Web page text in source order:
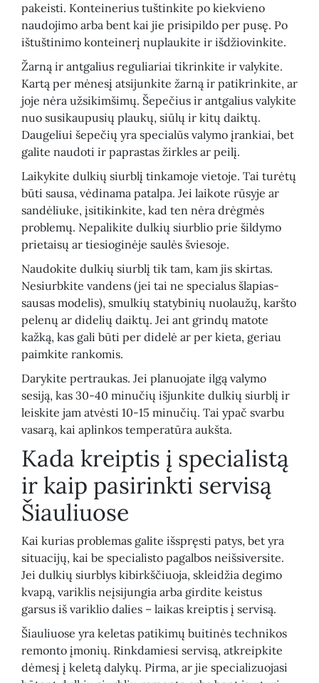
pakeisti. Konteinerius tuštinkite po kiekvieno
naudojimo arba bent kai jie prisipildo per pusę. Po
ištuštinimo konteinerį nuplaukite ir išdžiovinkite.
Žarną ir antgalius reguliariai tikrinkite ir valykite.
Kartą per mėnesį atsijunkite žarną ir patikrinkite, ar
joje nėra užsikimšimų. Šepečius ir antgalius valykite
nuo susikaupusių plaukų, siūlų ir kitų daiktų.
Daugeliui šepečių yra specialūs valymo įrankiai, bet
galite naudoti ir paprastas žirkles ar peilį.
Laikykite dulkių siurblį tinkamoje vietoje. Tai turėtų
būti sausa, vėdinama patalpa. Jei laikote rūsyje ar
sandėliuke, įsitikinkite, kad ten nėra drėgmės
problemų. Nepalikite dulkių siurblio prie šildymo
prietaisų ar tiesioginėje saulės šviesoje.
Naudokite dulkių siurblį tik tam, kam jis skirtas.
Nesiurbkite vandens (jei tai ne specialus šlapias-
sausas modelis), smulkių statybinių nuolaužų, karšto
pelenų ar didelių daiktų. Jei ant grindų matote
kažką, kas gali būti per didelė ar per kieta, geriau
paimkite rankomis.
Darykite pertraukas. Jei planuojate ilgą valymo
sesiją, kas 30-40 minučių išjunkite dulkių siurblį ir
leiskite jam atvėsti 10-15 minučių. Tai ypač svarbu
vasarą, kai aplinkos temperatūra aukšta.
Kada kreiptis į specialistą
ir kaip pasirinkti servisą
Šiauliuose
Kai kurias problemas galite išspręsti patys, bet yra
situacijų, kai be specialisto pagalbos neišsiversite.
Jei dulkių siurblys kibirkščiuoja, skleidžia degimo
kvapą, variklis neįsijungia arba girdite keistus
garsus iš variklio dalies – laikas kreiptis į servisą.
Šiauliuose yra keletas patikimų buitinės technikos
remonto įmonių. Rinkdamiesi servisą, atkreipkite
dėmesį į keletą dalykų. Pirma, ar jie specializuojasi